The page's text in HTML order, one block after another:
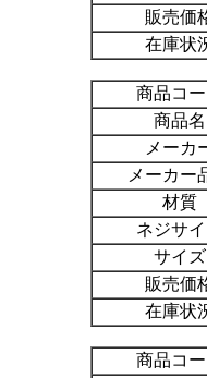
販売価
在庫状
商品コ
商品名
メーカ
メーカー
材質
ネジサ
サイズ
販売価
在庫状
商品コ